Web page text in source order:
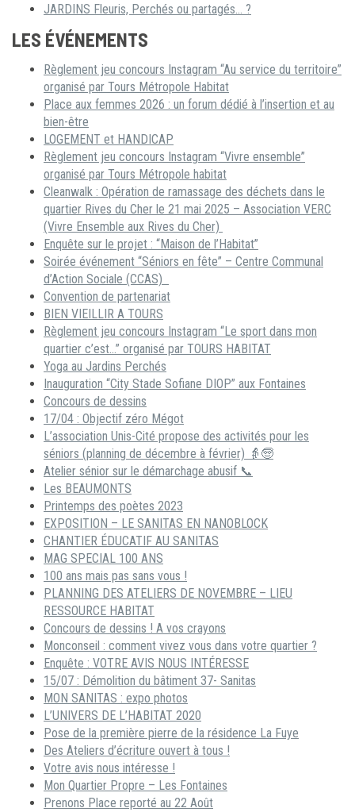
JARDINS Fleuris, Perchés ou partagés… ?
LES ÉVÉNEMENTS
Règlement jeu concours Instagram “Au service du territoire”
organisé par Tours Métropole Habitat
Place aux femmes 2026 : un forum dédié à l’insertion et au
bien-être
LOGEMENT et HANDICAP
Règlement jeu concours Instagram “Vivre ensemble”
organisé par Tours Métropole habitat
Cleanwalk : Opération de ramassage des déchets dans le
quartier Rives du Cher le 21 mai 2025 – Association VERC
(Vivre Ensemble aux Rives du Cher)
Enquête sur le projet : “Maison de l’Habitat”
Soirée événement “Séniors en fête” – Centre Communal
d’Action Sociale (CCAS)
Convention de partenariat
BIEN VIEILLIR A TOURS
Règlement jeu concours Instagram “Le sport dans mon
quartier c’est…” organisé par TOURS HABITAT
Yoga au Jardins Perchés
Inauguration “City Stade Sofiane DIOP” aux Fontaines
Concours de dessins
17/04 : Objectif zéro Mégot
L’association Unis-Cité propose des activités pour les
séniors (planning de décembre à février) 👵🧓
Atelier sénior sur le démarchage abusif 📞
Les BEAUMONTS
Printemps des poètes 2023
EXPOSITION – LE SANITAS EN NANOBLOCK
CHANTIER ÉDUCATIF AU SANITAS
MAG SPECIAL 100 ANS
100 ans mais pas sans vous !
PLANNING DES ATELIERS DE NOVEMBRE – LIEU
RESSOURCE HABITAT
Concours de dessins ! A vos crayons
Monconseil : comment vivez vous dans votre quartier ?
Enquête : VOTRE AVIS NOUS INTÉRESSE
15/07 : Démolition du bâtiment 37- Sanitas
MON SANITAS : expo photos
L’UNIVERS DE L’HABITAT 2020
Pose de la première pierre de la résidence La Fuye
Des Ateliers d’écriture ouvert à tous !
Votre avis nous intéresse !
Mon Quartier Propre – Les Fontaines
Prenons Place reporté au 22 Août